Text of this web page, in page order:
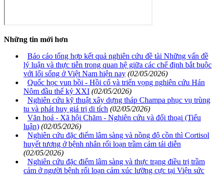
Những tin mới hơn
Báo cáo tổng hợp kết quả nghiên cứu đề tài Những vấn đề
lý luận và thực tiễn trong quan hệ giữa các chế định bắt buộc
với lối sống ở Việt Nam hiện nay (02/05/2026)
Quốc học vun bồi - Hồi cố và triển vọng nghiên cứu Hán
Nôm đầu thế kỷ XXI (02/05/2026)
Nghiên cứu kỹ thuật xây dựng tháp Champa phục vụ trùng
tu và phát huy giá trị di tích (02/05/2026)
Văn hoá - Xã hội Chăm - Nghiên cứu và đối thoại (Tiểu
luận) (02/05/2026)
Nghiên cứu đặc điểm lâm sàng và nồng độ cồn thì Cortisol
huyết tương ở bệnh nhân rối loạn trầm cảm tái diễn
(02/05/2026)
Nghiên cứu đặc điểm lâm sàng và thực trạng điều trị trầm
cảm ở người bệnh rối loạn cảm xúc lưỡng cực tại Viện sức